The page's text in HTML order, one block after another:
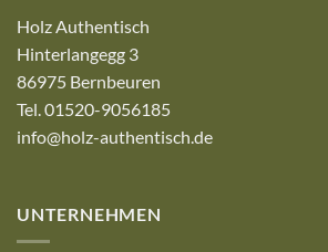
Holz Authentisch
Hinterlangegg 3
86975 Bernbeuren
Tel. 01520-9056185
info@holz-authentisch.de
UNTERNEHMEN